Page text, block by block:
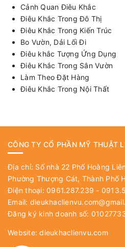
Cảnh Quan Điêu Khắc
Điêu Khắc Trong Đô Thị
Điêu Khắc Trong Kiến Trúc
Bo Vườn, Dải Lối Đi
Điêu khắc Tượng Ứng Dụng
Điêu Khắc Trong Sân Vườn
Làm Theo Đặt Hàng
Điêu Khắc Trong Nội Thất
CÔNG TY CỔ PHẦN MỸ THUẬT
Địa chỉ: Số nhà 22 Phố Hoàng
Phường Thượng Cát, Thành Phố
Điện thoại: 0961.287.239 -
Email:
Đăng ký kinh doanh số:
Website:dieukhaclienvu.com